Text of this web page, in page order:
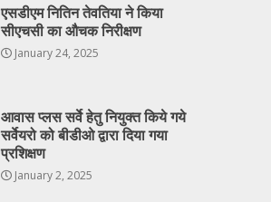
एसडीएम नितिन तेवतिया ने किया
सीएचसी का औचक निरीक्षण
January 24, 2025
आवास प्लस सर्वे हेतु नियुक्त किये गये
सर्वेयरो को बीडीओ द्वारा दिया गया
प्रशिक्षण
January 2, 2025